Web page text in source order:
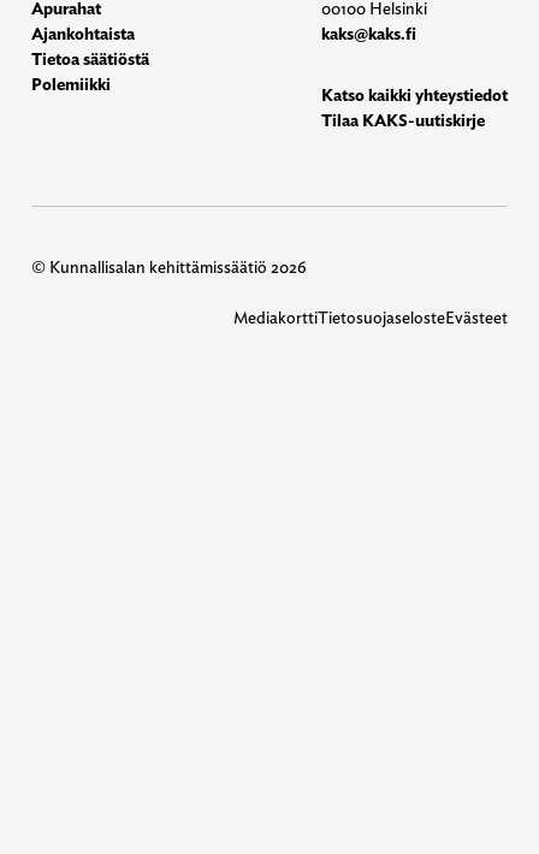
Apurahat
Ajankohtaista
Tietoa säätiöstä
Polemiikki
00100 Helsinki
kaks@kaks.fi
Katso kaikki yhteystiedot
Tilaa KAKS-uutiskirje
© Kunnallisalan kehittämissäätiö 2026
MediakorttiTietosuojaselosteEvästeet